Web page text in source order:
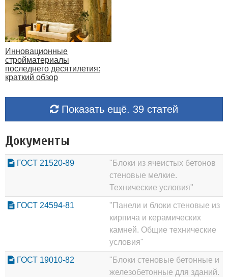
Инновационные
стройматериалы
последнего десятилетия:
краткий обзор
Показать ещё. 39 статей
Документы
ГОСТ 21520-89
"Блоки из ячеистых бетонов
стеновые мелкие.
Технические условия"
ГОСТ 24594-81
"Панели и блоки стеновые из
кирпича и керамических
камней. Общие технические
условия"
ГОСТ 19010-82
"Блоки стеновые бетонные и
железобетонные для зданий.